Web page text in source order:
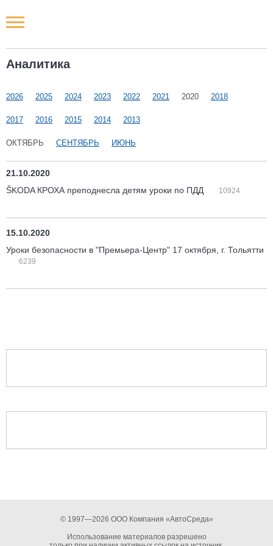
Аналитика
2026 2025 2024 2023 2022 2021 2020 2018
2017 2016 2015 2014 2013
ОКТЯБРЬ СЕНТЯБРЬ ИЮНЬ
21.10.2020
ŠKODA КРОХА преподнесла детям уроки по ПДД
10924
15.10.2020
Уроки безопасности в "Премьера-Центр" 17 октября, г. Тольятти
6239
© 1997—2026 ООО Компания «АвтоСреда»
Использование материалов разрешено
Новости РФ
Наши мероприятия
Статьи